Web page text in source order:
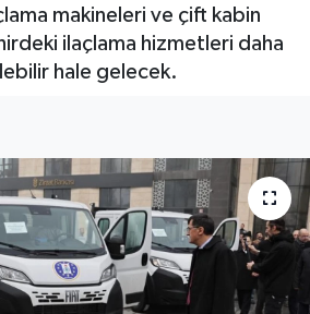
makineleri ve çift kabin
ilaçlama hizmetleri daha
hale gelecek.